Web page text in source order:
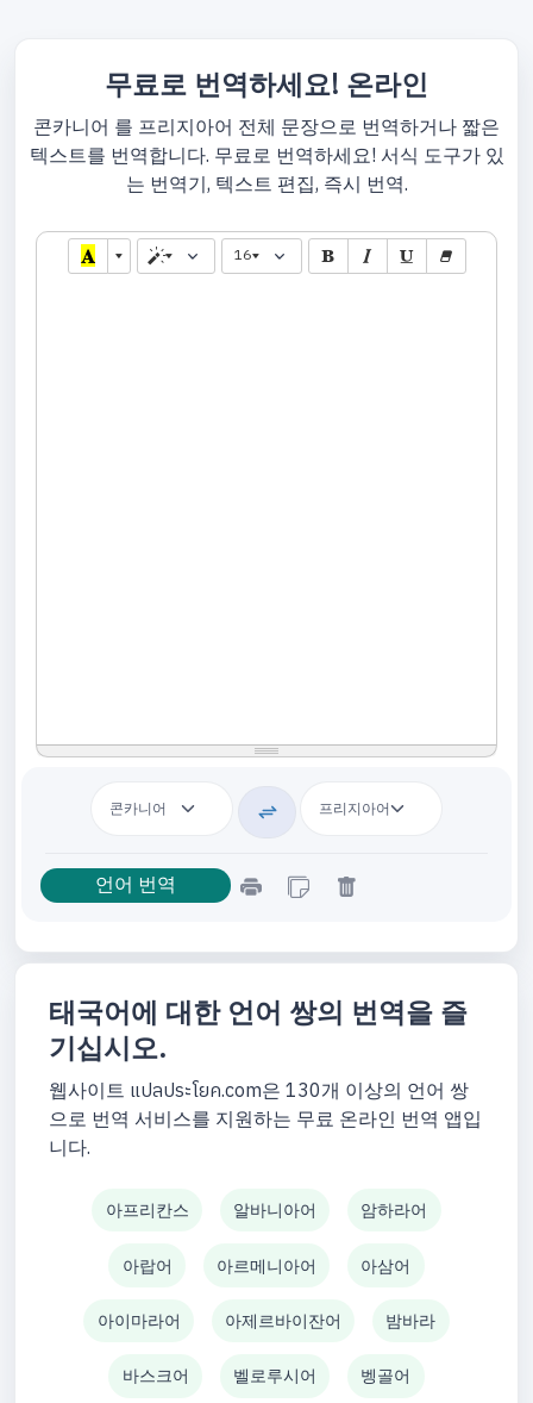
무료로 번역하세요! 온라인
콘카니어 를 프리지아어 전체 문장으로 번역하거나 짧은
텍스트를 번역합니다. 무료로 번역하세요! 서식 도구가 있
는 번역기, 텍스트 편집, 즉시 번역.
16
태국어에 대한 언어 쌍의 번역을 즐
기십시오.
웹사이트 แปลประโยค.com은 130개 이상의 언어 쌍
으로 번역 서비스를 지원하는 무료 온라인 번역 앱입
니다.
아프리칸스 알바니아어 암하라어
아랍어 아르메니아어 아삼어
아이마라어 아제르바이잔어 밤바라
바스크어 벨로루시어 벵골어